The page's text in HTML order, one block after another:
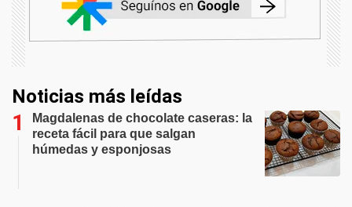
Noticias más leídas
Magdalenas de chocolate caseras: la
receta fácil para que salgan
húmedas y esponjosas